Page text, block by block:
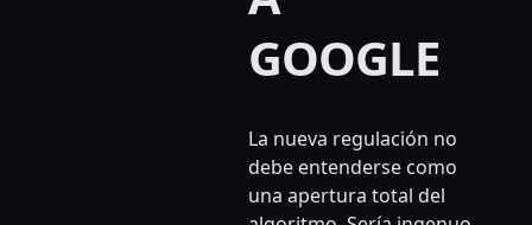
GOOGLE
La nueva regulación no
debe entenderse como
una apertura total del